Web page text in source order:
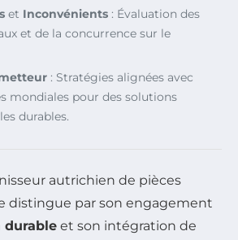
et Inconvénients : Évaluation des
et de la concurrence sur le
: Stratégies alignées avec
mondiales pour des solutions
durables.
autrichien de pièces
distingue par son engagement
durable et son intégration de